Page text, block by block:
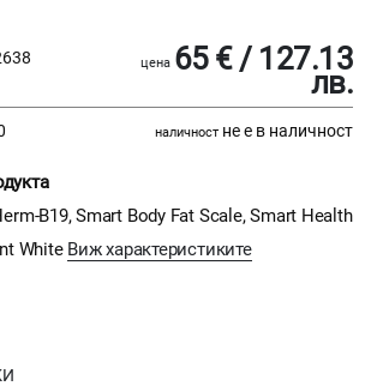
цена 65 € / 127.13
лв.
наличност не е в наличност
B19, Smart Body Fat Scale, Smart Health
White Виж характеристиките